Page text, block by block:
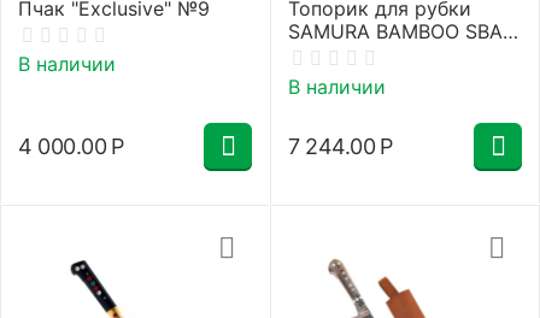
Пчак "Exclusive" №9
В наличии
4 000.00 Р
Топорик для рубки
SAMURA BAMBOO SBA-
0040/Y
В наличии
7 244.00 Р